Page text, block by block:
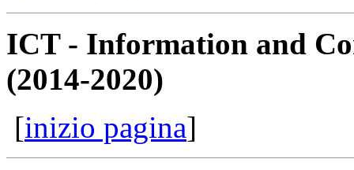
ICT - Information and
(2014-2020)
[inizio pagina]